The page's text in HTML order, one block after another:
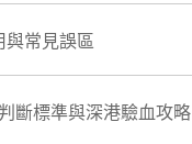
常見誤區
斷標準與深港驗血攻略